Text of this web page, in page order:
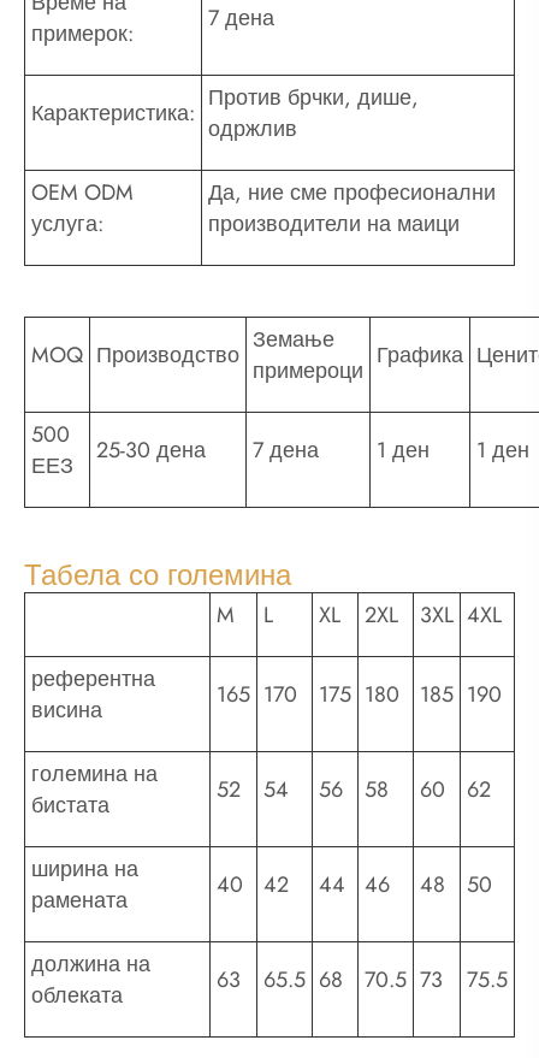
примерок:
7 дена
Карактеристика: Против брчки, дише,
одржлив
OEM ODM
услуга:
Да, ние сме професионални
производители на маици
MOQ Производство Земање
примероци Графика
500
ЕЕЗ
25-30 дена 7 дена 1 ден 1 ден
Табела со големина
M L XL 2XL 3XL 4XL
референтна
висина
165 170 175 180 185 190
големина на
бистата
52 54 56 58 60 62
ширина на
рамената
40 42 44 46 48 50
должина на
облеката
63 65.5 68 70.5 73 75.5